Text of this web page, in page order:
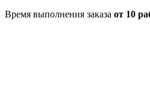
Время выполнения заказа от 10